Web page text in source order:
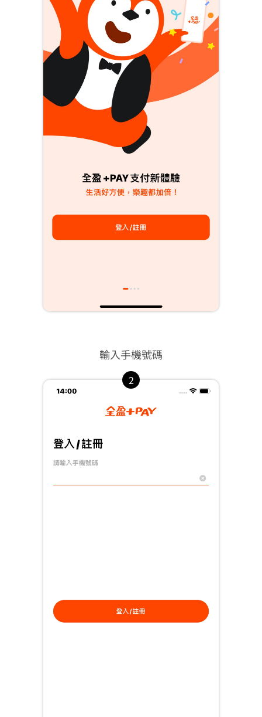
合作通路
兌換減碳驕傲禮
執行減碳任務
去哪裡愛地球
排行榜
店家專區
下載全盈店家管理App
常見問題
常見問題
輸入手機號碼